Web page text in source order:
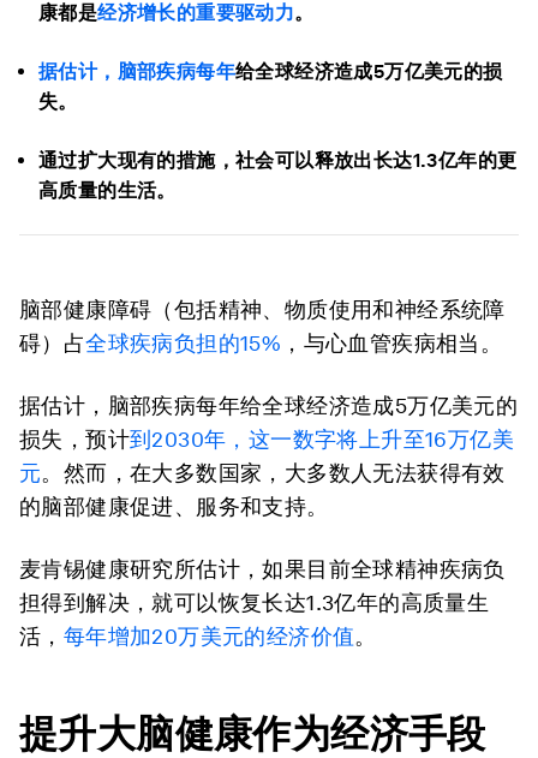
康都是经济增长的重要驱动力。
据估计，脑部疾病每年给全球经济造成5万亿美元的损
失。
通过扩大现有的措施，社会可以释放出长达1.3亿年的更
高质量的生活。
脑部健康障碍（包括精神、物质使用和神经系统障
碍）占全球疾病负担的15% ，与心血管疾病相当。
据估计，脑部疾病每年给全球经济造成5万亿美元的
损失，预计到2030年，这一数字将上升至16万亿美
元。然而，在大多数国家，大多数人无法获得有效
的脑部健康促进、服务和支持。
麦肯锡健康研究所估计，如果目前全球精神疾病负
担得到解决，就可以恢复长达1.3亿年的高质量生
活， 每年增加20万美元的经济价值。
提升大脑健康作为经济手段